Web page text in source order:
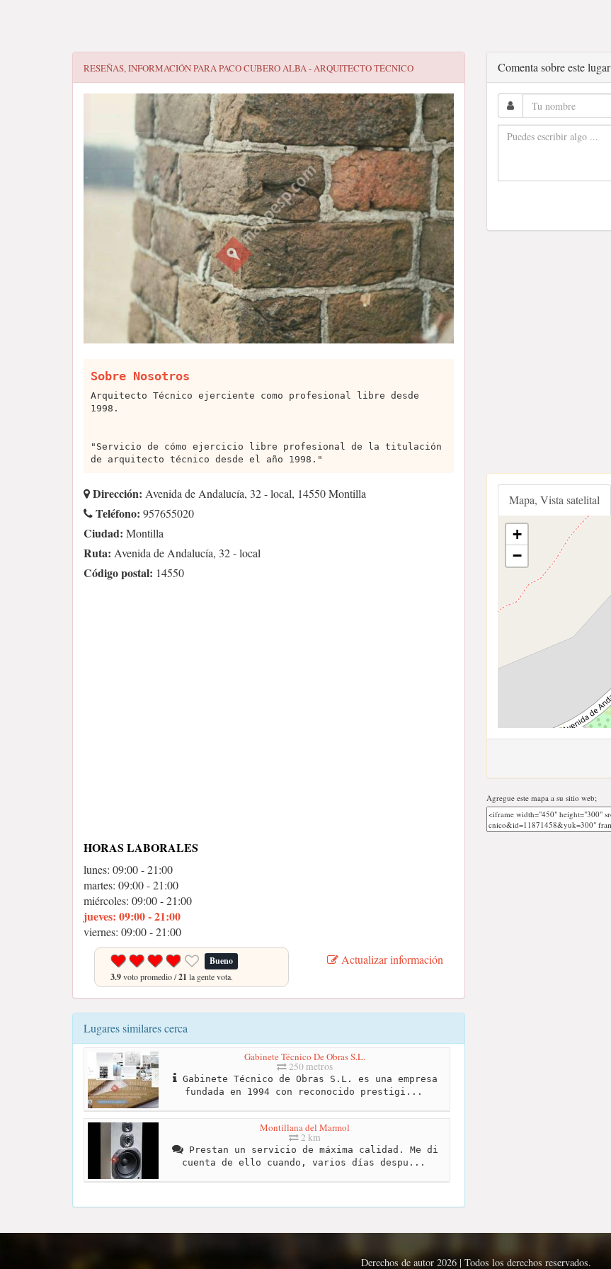
RESEÑAS, INFORMACIÓN PARAPACO CUBERO ALBA - ARQUITECTO TÉCNICO
Sobre Nosotros
Arquitecto Técnico ejerciente como profesional libre desde
1998.
"Servicio de cómo ejercicio libre profesional de la titulación
de arquitecto técnico desde el año 1998."
Dirección: Avenida de Andalucía, 32 - local, 14550 Montilla
Teléfono: 957655020
Ciudad: Montilla
Ruta: Avenida de Andalucía, 32 - local
Código postal: 14550
HORAS LABORALES
lunes: 09:00 - 21:00
martes: 09:00 - 21:00
miércoles: 09:00 - 21:00
jueves: 09:00 - 21:00
viernes: 09:00 - 21:00
Bueno
3.9voto promedio /21 la gente vota.
Actualizar información
Lugares similares cerca
Gabinete Técnico De Obras S.L.
250 metros
Gabinete Técnico de Obras S.L. es una empresa
fundada en 1994 con reconocido prestigi...
Montillana del Marmol
2 km
Prestan un servicio de máxima calidad. Me di
cuenta de ello cuando, varios días despu...
Comenta sobre este lugar
Mapa, Vista satelital
+
−
Agregue este mapa a su sitio web;
Derechos de autor 2026 | Todos los derechos reservados.